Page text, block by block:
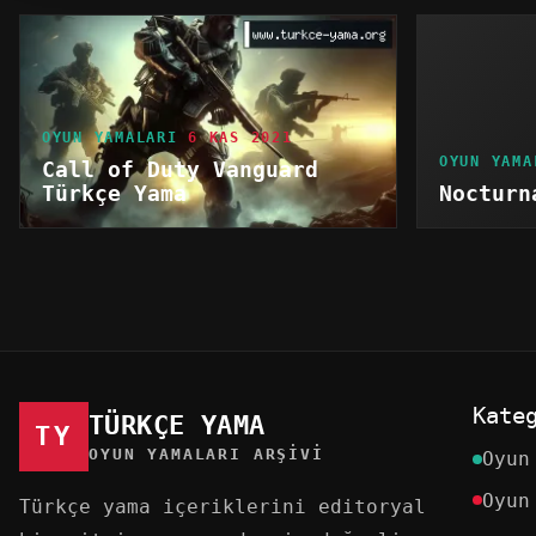
OYUN YAMALARI 6 KAS 2021
Call of Duty Vanguard
Türkçe Yama
OYUN
TY TÜRKÇE YAMA
OYUN YAMALARI ARŞIVI
Türkçe yama içeriklerini editoryal